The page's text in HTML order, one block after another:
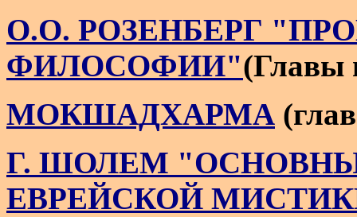
О.О. РОЗЕНБЕРГ
ФИЛОСОФИИ"(Главы
МОКШАДХАРМА
Г. ШОЛЕМ
ЕВРЕЙСКОЙ